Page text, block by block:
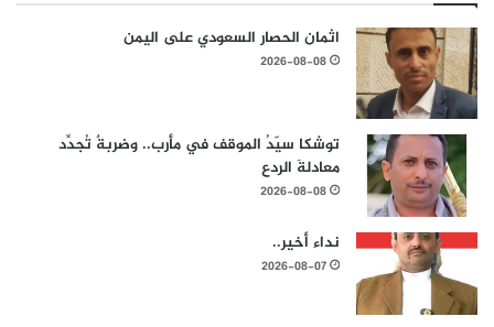
اثمان الحصار السعودي على اليمن
2026-08-08
توشكا سيّدُ الموقف في مأرب.. وضربةٌ تُجدِّد
معادلةَ الردع
2026-08-08
نداء أخير..
2026-08-07